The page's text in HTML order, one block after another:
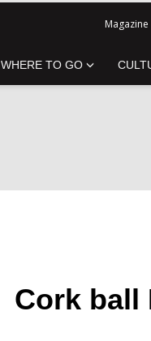
WHERE TO GO
Cork ball